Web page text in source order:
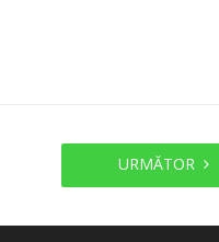
URMĂTOR